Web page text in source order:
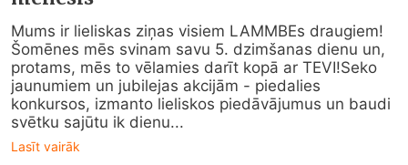
Mums ir lieliskas ziņas visiem LAMMBEs draugiem!
Šomēnes mēs svinam savu 5. dzimšanas dienu un,
protams, mēs to vēlamies darīt kopā ar TEVI!Seko
jaunumiem un jubilejas akcijām - piedalies
konkursos, izmanto lieliskos piedāvājumus un baudi
svētku sajūtu ik dienu...
Lasīt vairāk